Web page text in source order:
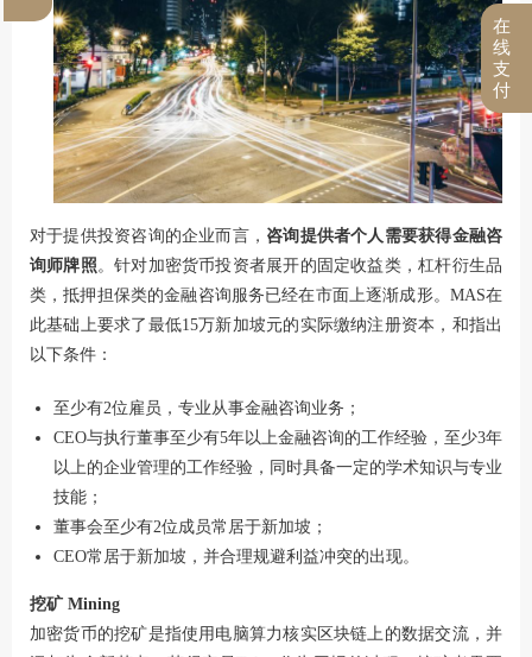
对于提供投资咨询的企业而言， 咨询提供者个人需要获得金融咨
询师牌照。针对加密货币投资者展开的固定收益类，杠杆衍生品
类，抵押担保类的金融咨询服务已经在市面上逐渐成形。MAS在
此基础上要求了最低15万新加坡元的实际缴纳注册资本，和指出
以下条件：
至少有2位雇员，专业从事金融咨询业务；
CEO与执行董事至少有5年以上金融咨询的工作经验，至少3年
以上的企业管理的工作经验，同时具备一定的学术知识与专业
技能；
董事会至少有2位成员常居于新加坡；
CEO常居于新加坡，并合理规避利益冲突的出现。
挖矿 Mining
加密货币的挖矿是指使用电脑算力核实区块链上的数据交流，并
在
线
支
付